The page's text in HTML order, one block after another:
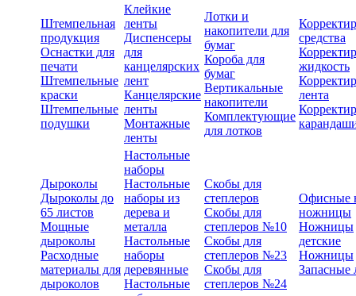
Штемпельная
продукция
Оснастки для
печати
Штемпельные
краски
Штемпельные
подушки
Клейкие
ленты
Диспенсеры
для
канцелярских
лент
Канцелярские
ленты
Монтажные
ленты
Лотки и
накопители для
бумаг
Короба для
бумаг
Вертикальные
накопители
Комплектующие
для лотков
средства
жидкость
лента
Дыроколы
Дыроколы до
65 листов
Мощные
дыроколы
Расходные
материалы для
дыроколов
Настольные
наборы
Настольные
наборы из
дерева и
металла
Настольные
наборы
деревянные
Настольные
Скобы для
степлеров
Скобы для
степлеров №10
Скобы для
степлеров №23
Скобы для
степлеров №24
Офисные
ножницы
Ножницы
детские
Ножницы
Запасные